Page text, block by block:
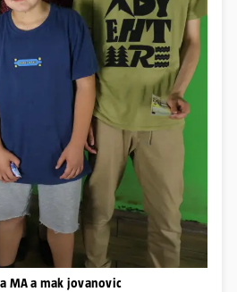
MA a mak jovanovic